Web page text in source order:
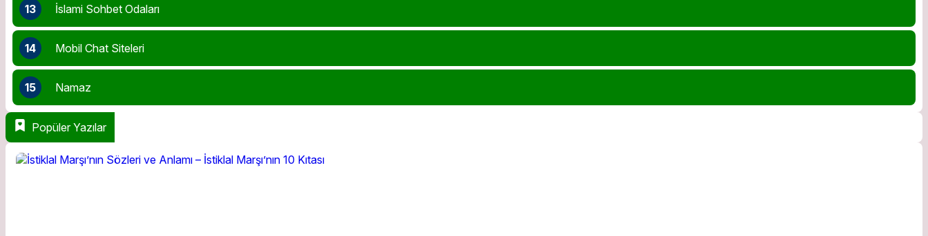
13 İslami Sohbet Odaları
14 Mobil Chat Siteleri
15 Namaz
Popüler Yazılar